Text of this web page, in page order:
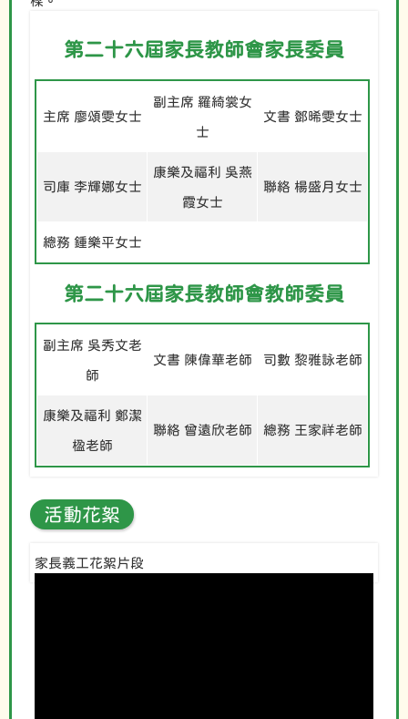
第二十六屆家長教師會家長委員
主席 廖頌雯女士
副主席 羅綺裳女
士
文書 鄧晞雯女士
司庫 李輝娜女士
康樂及福利 吳燕
霞女士
聯絡 楊盛月女士
總務 鍾樂平女士
第二十六屆家長教師會教師委員
副主席 吳秀文老
師
文書 陳偉華老師 司數 黎雅詠老師
康樂及福利 鄭潔
楹老師
聯絡 曾遠欣老師 總務 王家祥老師
活動花絮
家長義工花絮片段